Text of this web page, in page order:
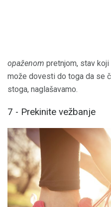
opaženom pretnjom, stav
može dovesti do toga da se
stoga, naglašavamo.
7 - Prekinite vežbanje